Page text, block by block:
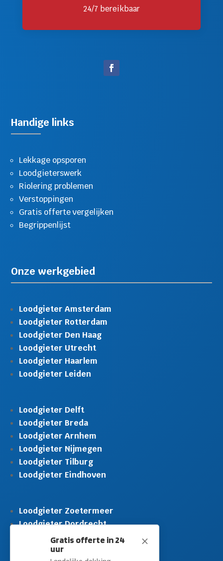
24/7 bereikbaar
M
Gratis offerte in 24
uur
Handige links
Lekkage opsporen
Loodgieterswerk
Riolering problemen
Verstoppingen
Gratis offerte vergelijken
Begrippenlijst
Onze werkgebied
Loodgieter Amsterdam
Loodgieter Rotterdam
Loodgieter Den Haag
Loodgieter Utrecht
Loodgieter Haarlem
Loodgieter Leiden
Loodgieter Delft
Loodgieter Breda
Loodgieter Arnhem
Loodgieter Nijmegen
Loodgieter Tilburg
Loodgieter Eindhoven
Loodgieter Zoetermeer
Loodgieter Dordrecht
Loodgieter Rijswijk
Loodgieter Schiedam